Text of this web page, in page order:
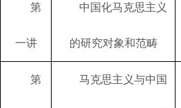
第
一讲
中国化马克思主义
的研究对象和范畴
第 马克思主义与中国